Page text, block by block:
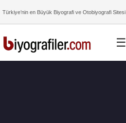
Türkiye’nin en Büyük Biyografi ve Otobiyografi Sitesi
☰